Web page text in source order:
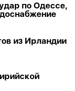
по Одессе,
из Ирландии